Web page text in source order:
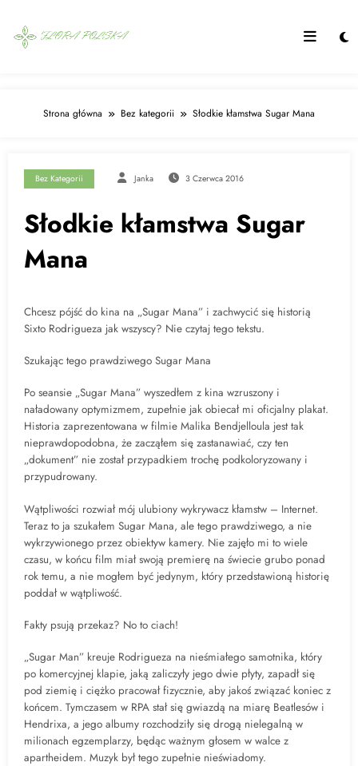
content
Strona główna Bez kategorii Słodkie kłamstwa Sugar Mana
Bez Kategorii Janka 3 Czerwca 2016
Słodkie kłamstwa Sugar
Mana
Chcesz pójść do kina na „Sugar Mana” i zachwycić się historią
Sixto Rodrigueza jak wszyscy? Nie czytaj tego tekstu.
Szukając tego prawdziwego Sugar Mana
Po seansie „Sugar Mana” wyszedłem z kina wzruszony i
naładowany optymizmem, zupełnie jak obiecał mi oficjalny plakat.
Historia zaprezentowana w filmie Malika Bendjelloula jest tak
nieprawdopodobna, że zacząłem się zastanawiać, czy ten
„dokument” nie został przypadkiem trochę podkoloryzowany i
przypudrowany.
Wątpliwości rozwiał mój ulubiony wykrywacz kłamstw – Internet.
Teraz to ja szukałem Sugar Mana, ale tego prawdziwego, a nie
wykrzywionego przez obiektyw kamery. Nie zajęło mi to wiele
czasu, w końcu film miał swoją premierę na świecie grubo ponad
rok temu, a nie mogłem być jedynym, który przedstawioną historię
poddał w wątpliwość.
Fakty psują przekaz? No to ciach!
„Sugar Man” kreuje Rodrigueza na nieśmiałego samotnika, który
po komercyjnej klapie, jaką zaliczyły jego dwie płyty, zapadł się
pod ziemię i ciężko pracował fizycznie, aby jakoś związać koniec z
końcem. Tymczasem w RPA stał się gwiazdą na miarę Beatlesów i
Hendrixa, a jego albumy rozchodziły się drogą nielegalną w
milionach egzemplarzy, będąc ważnym głosem w walce z
apartheidem. Muzyk był tego zupełnie nieświadomy.